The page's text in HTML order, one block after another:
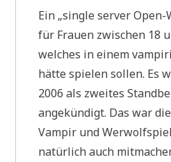
Ein „single server Open-
für Frauen zwischen 18
welches in einem
hätte spielen sollen. Es
2006 als zweites
angekündigt. Das war
Vampir und
natürlich auch